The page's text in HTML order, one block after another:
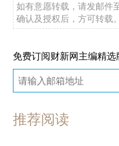
如有意愿转载，请发邮件
确认及授权后，方可转载。
免费订阅财新网主编精选
推荐阅读